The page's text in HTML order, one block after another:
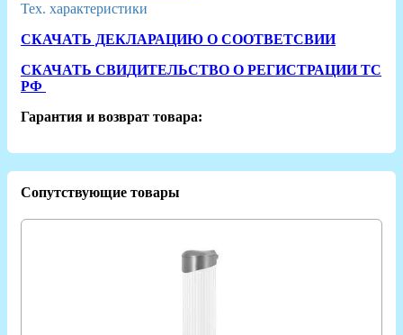
Тех. характеристики
СКАЧАТЬ ДЕКЛАРАЦИЮ О СООТВЕТСВИИ
СКАЧАТЬ СВИДИТЕЛЬСТВО О РЕГИСТРАЦИИ ТС
РФ
Гарантия и возврат товара:
Сопутствующие товары